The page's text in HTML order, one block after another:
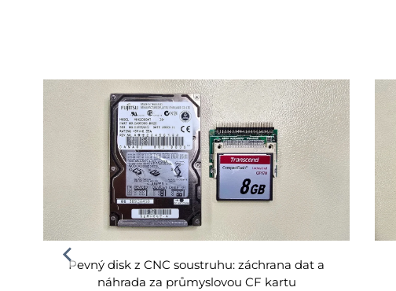
Pevný disk z CNC soustruhu: záchrana dat a
náhrada za průmyslovou CF kartu